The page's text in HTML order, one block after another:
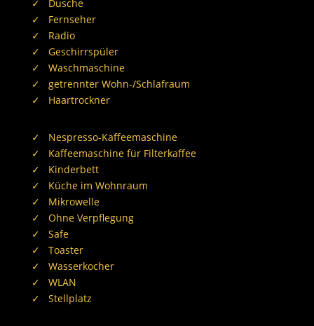
✓ Dusche
✓ Fernseher
✓ Radio
✓ Geschirrspüler
✓ Waschmaschine
✓ getrennter Wohn-/Schlafraum
✓ Haartrockner
✓ Nespresso-Kaffeemaschine
✓ Kaffeemaschine für Filterkaffee
✓ Kinderbett
✓ Küche im Wohnraum
✓ Mikrowelle
✓ Ohne Verpflegung
✓ Safe
✓ Toaster
✓ Wasserkocher
✓ WLAN
✓ Stellplatz